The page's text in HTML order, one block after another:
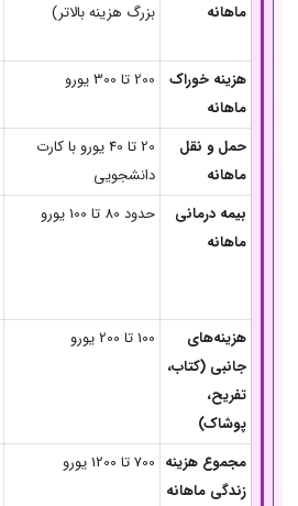
ماهانه
بزرگ هزینه بالاتر)
هزینه خوراک
ماهانه
200 تا 300 یورو
حمل و نقل
ماهانه
20 تا 40 یورو با کارت
دانشجویی
بیمه درمانی
ماهانه
حدود 80 تا 100 یورو
هزینه‌های
جانبی (کتاب،
تفریح،
پوشاک)
100 تا 200 یورو
مجموع هزینه
زندگی ماهانه
700 تا 1200 یورو